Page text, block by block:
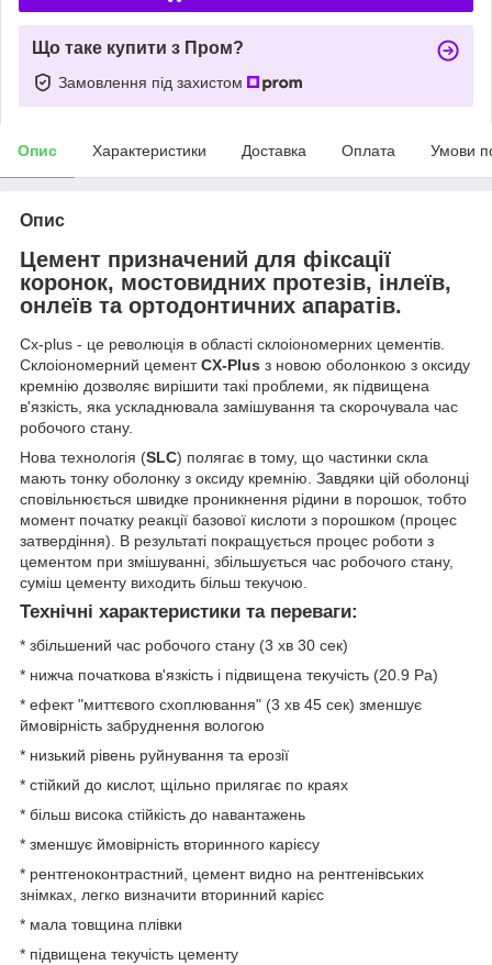
Що таке купити з Пром?
Замовлення під захистом
Опис Характеристики Доставка Оплата Умови
Опис
Цемент призначений для фіксації
коронок, мостовидних протезів, інлеїв,
онлеїв та ортодонтичних апаратів.
Cx-plus - це революція в області склоіономерних цементів.
Склоіономерний цементCX-Plus з новою оболонкою з оксиду
кремнію дозволяє вирішити такі проблеми, як підвищена
в'язкість, яка ускладнювала замішування та скорочувала час
робочого стану.
Нова технологія (SLC) полягає в тому, що частинки скла
мають тонку оболонку з оксиду кремнію. Завдяки цій оболонці
сповільнюється швидке проникнення рідини в порошок, тобто
момент початку реакції базової кислоти з порошком (процес
затвердіння). В результаті покращується процес роботи з
цементом при змішуванні, збільшується час робочого стану,
суміш цементу виходить більш текучою.
Технічні характеристики та переваги:
* збільшений час робочого стану (3 хв 30 сек)
* нижча початкова в'язкість і підвищена текучість (20.9 Ра)
* ефект "миттєвого схоплювання" (3 хв 45 сек) зменшує
ймовірність забруднення вологою
* низький рівень руйнування та ерозії
* стійкий до кислот, щільно прилягає по краях
* більш висока стійкість до навантажень
* зменшує ймовірність вторинного карієсу
* рентгеноконтрастний, цемент видно на рентгенівських
знімках, легко визначити вторинний карієс
* мала товщина плівки
* підвищена текучість цементу